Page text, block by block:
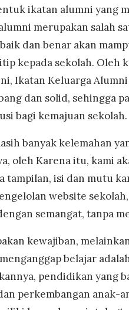
ikatan alumni yang
merupakan salah
dan benar akan
kepada sekolah. Oleh
Ikatan Keluarga
dan solid, sehingga
bagi kemajuan sekolah.
banyak kelemahan
oleh Karena itu, kami
tampilan, isi dan mutu
website
semangat, tanpa
kewajiban,
belajar
pendidikan yang
perkembangan anak-